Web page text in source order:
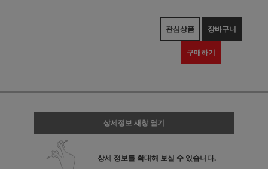
관심상품 장바구니
구매하기
상세정보 새창 열기
상세 정보를 확대해 보실 수 있습니다.